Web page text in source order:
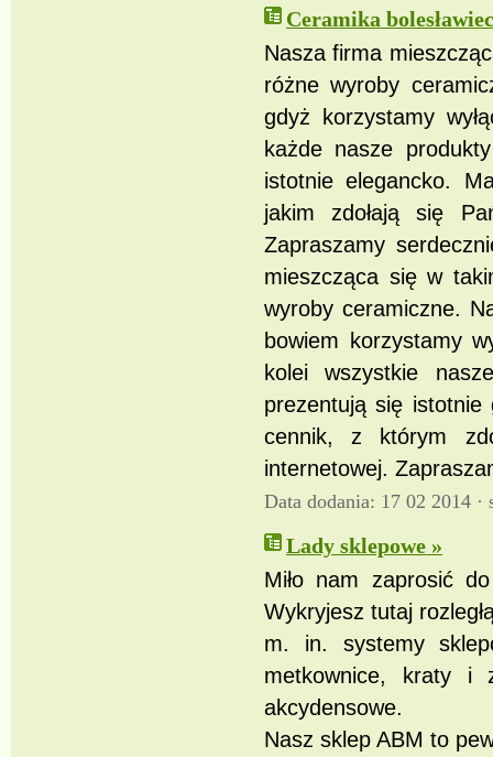
Ceramika
Nasza firma
różne wyroby
gdyż korzystamy
każde nasze
istotnie elegancko.
jakim zdołają się
Zapraszamy
mieszcząca się w
wyroby ceramiczne.
bowiem korzystamy
kolei wszystkie
prezentują się istotnie
cennik, z którym
internetowej.
Data dodania: 17 02 2014 ·
Lady sklepowe »
Miło nam zaprosić
Wykryjesz tutaj
m. in. systemy
metkownice, kraty i
akcydensowe.
Nasz sklep ABM to